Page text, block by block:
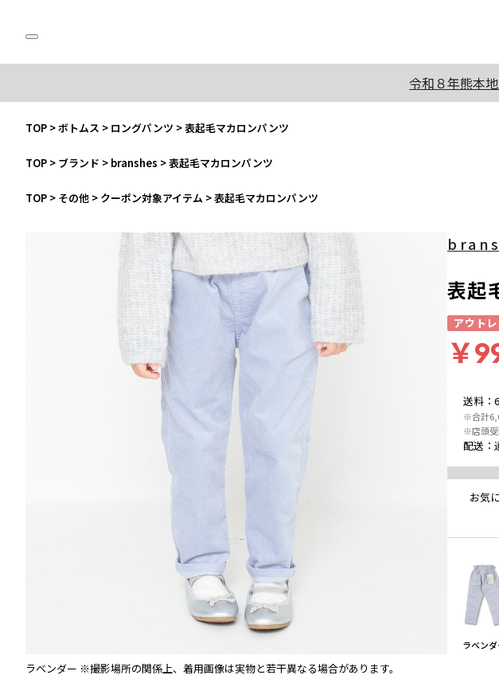
令和８年熊本
TOP >ボトムス > ロングパンツ >表起毛マカロンパンツ
TOP > ブランド > branshes >表起毛マカロンパンツ
TOP > その他 > クーポン対象アイテム >表起毛マカロンパンツ
ラベンダー ※撮影場所の関係上、着用画像は実物と若干異なる場合があります。
送料 ：
※合計
※店頭受
配送 ：
お気
表起
アウト
￥
ラベンダ